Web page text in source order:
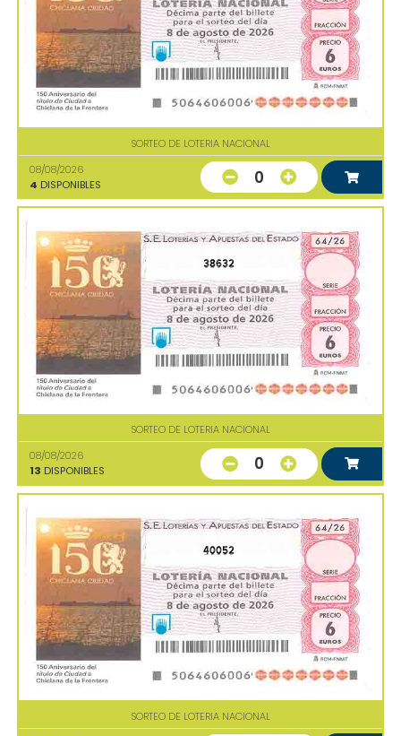
SORTEO DE LOTERIA NACIONAL
08/08/2026
4 DISPONIBLES 0
38632
SORTEO DE LOTERIA NACIONAL
08/08/2026
13 DISPONIBLES 0
40052
SORTEO DE LOTERIA NACIONAL